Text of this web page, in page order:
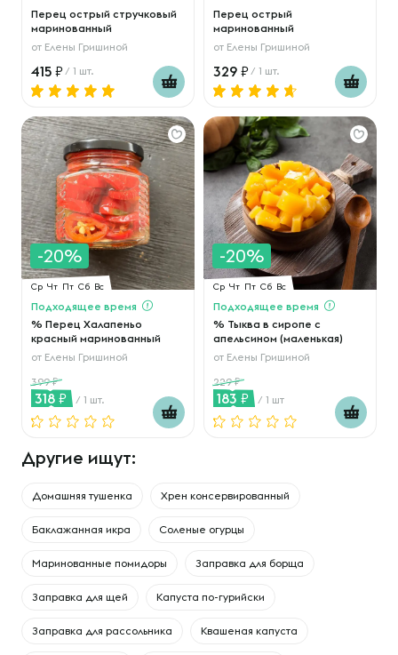
Перец острый стручковый
маринованный
от Елены Гришиной
415 / 1 шт.
Перец острый
маринованный
от Елены Гришиной
329 / 1 шт.
-20%
Ср Чт Пт Сб Вс
Подходящее время
% Перец Халапеньо
красный маринованный
от Елены Гришиной
399
318 / 1 шт.
-20%
Ср Чт Пт Сб Вс
Подходящее время
% Тыква в сиропе с
апельсином (маленькая)
от Елены Гришиной
229
183 / 1 шт
Другие ищут:
Домашняя тушенка Хрен консервированный
Баклажанная икра Соленые огурцы
Маринованные помидоры Заправка для борща
Заправка для щей Капуста по-гурийски
Заправка для рассольника Квашеная капуста